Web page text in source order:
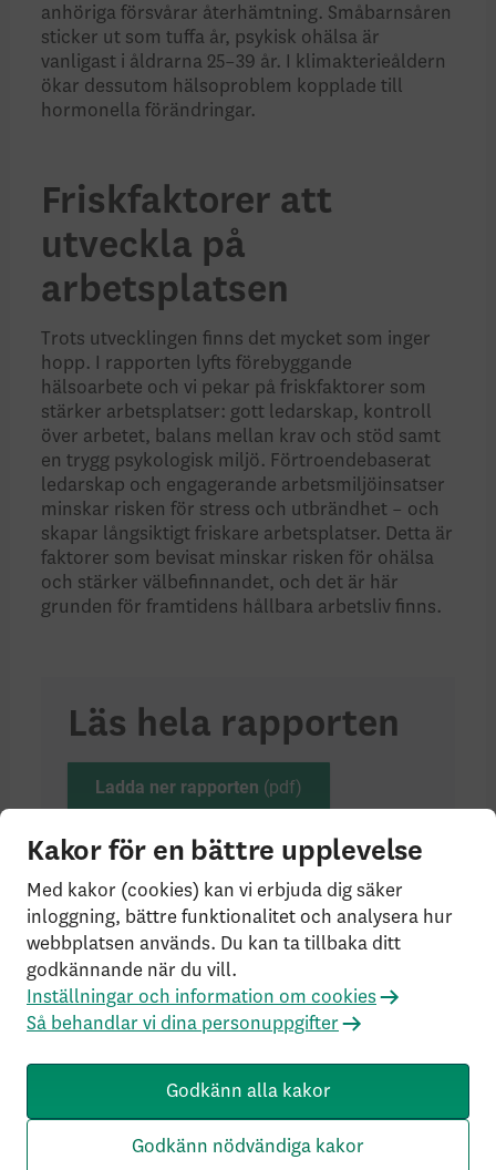
anhöriga försvårar återhämtning. Småbarnsåren
sticker ut som tuffa år, psykisk ohälsa är
vanligast i åldrarna 25–39 år. I klimakterieåldern
ökar dessutom hälsoproblem kopplade till
hormonella förändringar.
Friskfaktorer att
utveckla på
arbetsplatsen
Trots utvecklingen finns det mycket som inger
hopp. I rapporten lyfts förebyggande
hälsoarbete och vi pekar på friskfaktorer som
stärker arbetsplatser: gott ledarskap, kontroll
över arbetet, balans mellan krav och stöd samt
en trygg psykologisk miljö. Förtroendebaserat
ledarskap och engagerande arbetsmiljöinsatser
minskar risken för stress och utbrändhet – och
skapar långsiktigt friskare arbetsplatser. Detta är
faktorer som bevisat minskar risken för ohälsa
och stärker välbefinnandet, och det är här
grunden för framtidens hållbara arbetsliv finns.
Läs hela rapporten
Ladda ner rapporten
Facebook
TwitterLinkedIn
Senast uppdaterad:2025-11-10
Kakor för en bättre upplevelse
Med kakor (cookies) kan vi erbjuda dig säker
inloggning, bättre funktionalitet och analysera hur
webbplatsen används. Du kan ta tillbaka ditt
godkännande när du vill.
Inställningar och information om cookies
Så behandlar vi dina personuppgifter
Godkänn alla kakor
Godkänn nödvändiga kakor